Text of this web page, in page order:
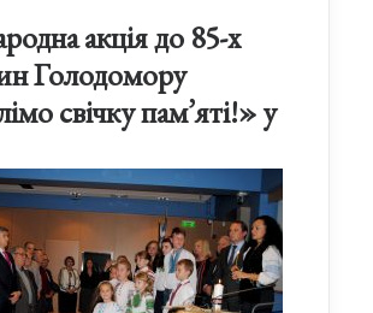
акція до 85-х
Голодомору
свічку пам’яті!» у